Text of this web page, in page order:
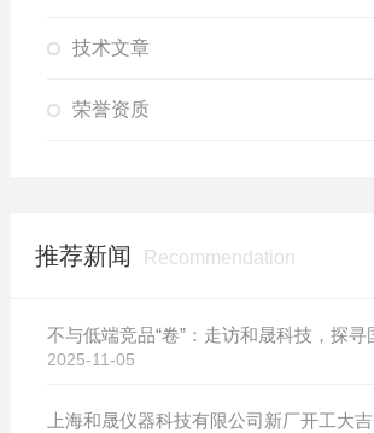
技术文章
荣誉资质
推荐新闻 Recommendation
2025-11-05
上海和晟仪器科技有限公司新厂开工大吉